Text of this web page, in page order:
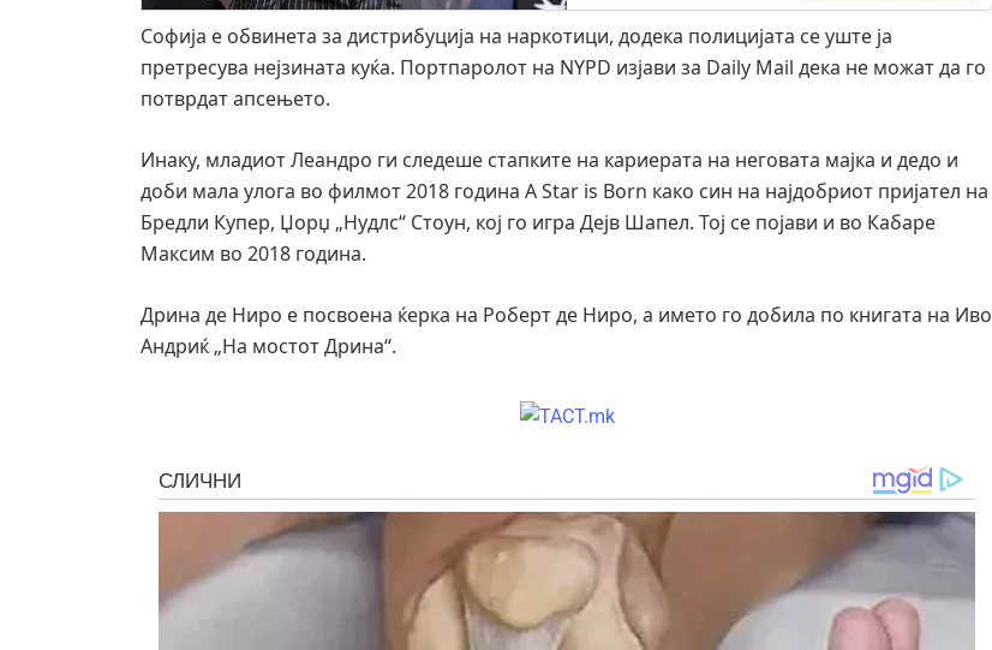
Софија е обвинета за дистрибуција на наркотици, додека полицијата се уште ја
претресува нејзината куќа. Портпаролот на NYPD изјави за Daily Mail дека не можат да го
потврдат апсењето.
Инаку, младиот Леандро ги следеше стапките на кариерата на неговата мајка и дедо и
доби мала улога во филмот 2018 година A Star is Born како син на најдобриот пријател на
Бредли Купер, Џорџ „Нудлс“ Стоун, кој го игра Дејв Шапел. Тој се појави и во Кабаре
Максим во 2018 година.
Дрина де Ниро е посвоена ќерка на Роберт де Ниро, a името го добила по книгата на Иво
Андриќ „На мостот Дрина“.